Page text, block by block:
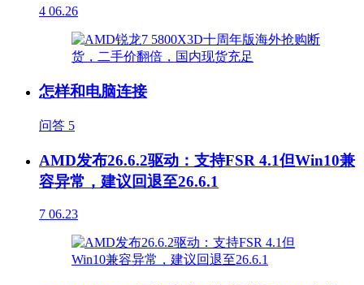
4 06.26
怎样和电脑连接
问答 5
AMD发布26.6.2驱动：支持FSR 4.1但Win10兼
容异常，建议回退至26.6.1
7 06.23